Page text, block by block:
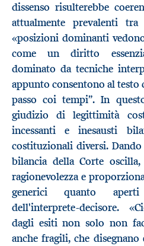
dissenso risulterebbe
attualmente prevalenti
«posizioni dominanti
come un diritto
dominato da tecniche
appunto consentono al testo
passo coi tempi”. In
giudizio di legittimità
incessanti e inesausti
costituzionali diversi.
bilancia della Corte
ragionevolezza e
generici quanto
dell'interprete-decisore.
dagli esiti non solo non
anche fragili, che